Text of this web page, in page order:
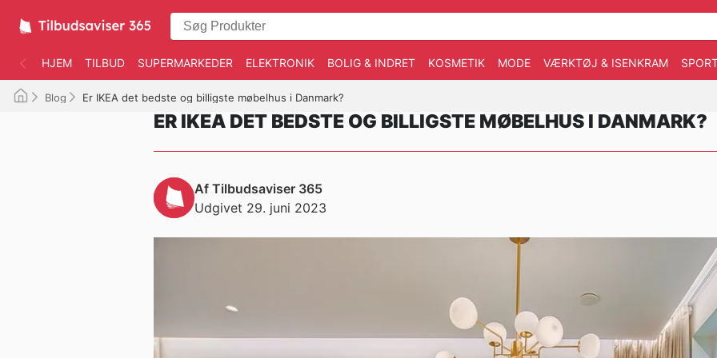
HJEM TILBUD SUPERMARKEDER ELEKTRONIK BOLIG & INDRET KOSMETIK MODE VÆRKTØJ & ISENKRAM
Blog Er IKEA det bedste og billigste møbelhus i Danmark?
ER IKEA DET BEDSTE OG BILLIGSTE MØBELHUS I DANMARK?
Af Tilbudsaviser 365
Udgivet 29. juni 2023